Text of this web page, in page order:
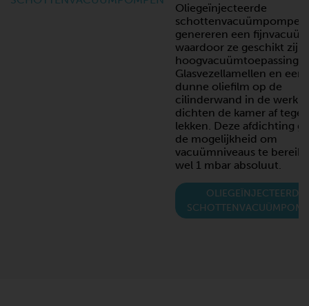
Oliegeïnjecteerde
schottenvacuümpompen
genereren een
waardoor ze geschikt zijn
Glasvezellamellen en een
dunne oliefilm op de
cilinderwand in de
dichten de kamer af tegen
lekken. Deze afdichting
de mogelijkheid om
vacuümniveaus te
wel 1 mbar absoluut.
OLIEGEÏNJECTEERDE